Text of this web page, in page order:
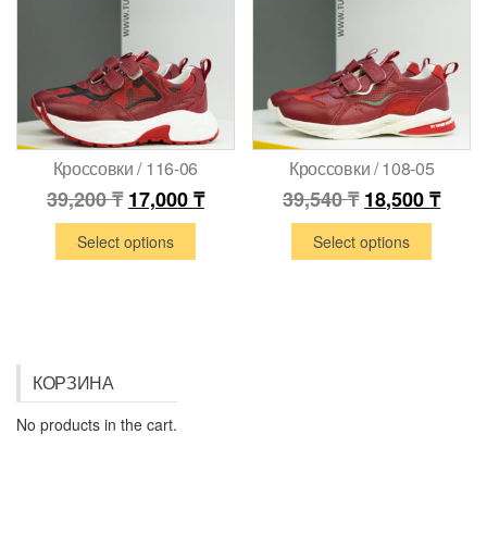
Кроссовки / 116-06
39,200₸ 17,000₸
Select options
Кроссовки / 108-05
39,540₸ 18,500₸
Select options
КОРЗИНА
No products in the cart.